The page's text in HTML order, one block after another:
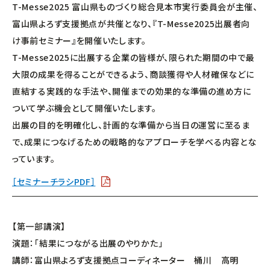
T-Messe2025 富山県ものづくり総合見本市実行委員会が主催、
富山県よろず支援拠点が共催となり、『T-Messe2025出展者向
け事前セミナー』を開催いたします。
T-Messe2025に出展する企業の皆様が、限られた期間の中で最
大限の成果を得ることができるよう、商談獲得や人材確保などに
直結する実践的な手法や、開催までの効果的な準備の進め方に
ついて学ぶ機会として開催いたします。
出展の目的を明確化し、計画的な準備から当日の運営に至るま
で、成果につなげるための戦略的なアプローチを学べる内容とな
っています。
［セミナーチラシPDF］
【第一部講演】
演題：「結果につながる出展のやりかた」
講師：富山県よろず支援拠点コーディネーター 桶川 高明